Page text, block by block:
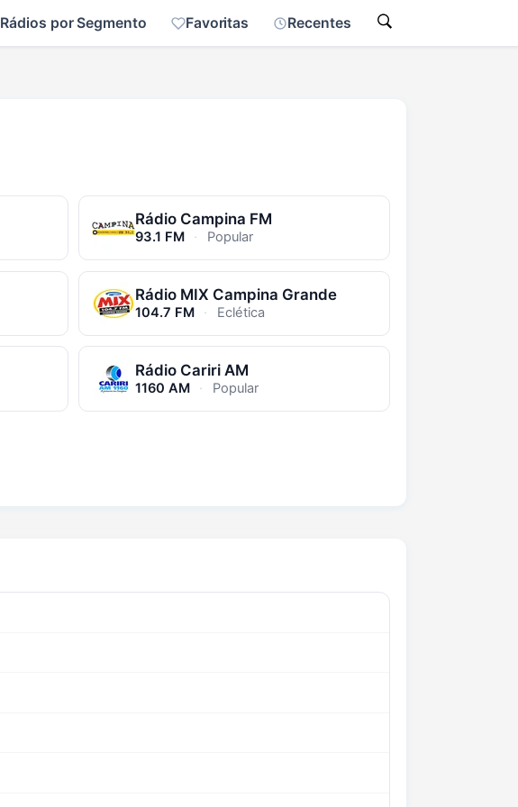
Rádios por Segmento Favoritas Recentes
Rádio Campina FM
93.1 FM · Popular
Rádio MIX Campina Grande
104.7 FM · Eclética
Rádio Cariri AM
1160 AM · Popular